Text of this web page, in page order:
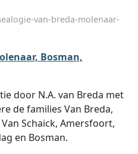
van-breda-molenaar-
Bosman,
door N.A. van Breda met
de families Van Breda,
Schaick, Amersfoort,
en Bosman.